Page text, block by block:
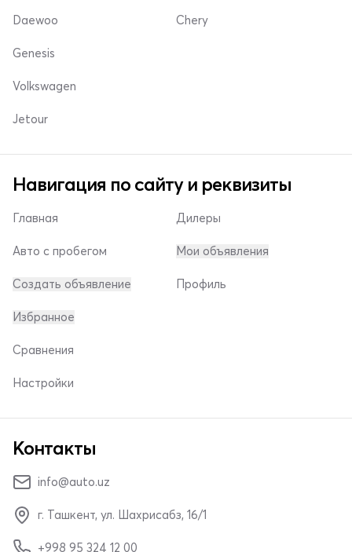
Daewoo Chery
Genesis
Volkswagen
Jetour
Навигация по сайту и реквизиты
Главная
Авто с пробегом
Создать объявление
Дилеры
Мои объявления
Профиль
Избранное
Сравнения
Настройки
Контакты
info@auto.uz
г. Ташкент, ул. Шахрисабз, 16/1
+998 95 324 12 00